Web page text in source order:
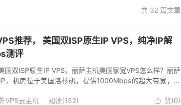
共 32 篇文章
推荐， 美国双ISP原生IP VPS，纯净IP解
测评
国双ISP原生IP VPS，丽萨主机美国家宽VPS怎么样？丽萨
，机房位于美国洛杉矶，提供1000Mbps的超大带宽，提
 赞(0)
VPS云主机 阅读(152)